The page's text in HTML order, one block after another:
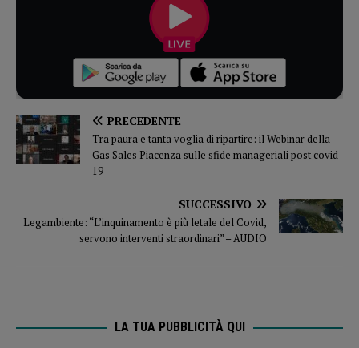
PRECEDENTE
Tra paura e tanta voglia di ripartire: il Webinar della
Gas Sales Piacenza sulle sfide manageriali post covid-
19
SUCCESSIVO
Legambiente: “L’inquinamento è più letale del Covid,
servono interventi straordinari” – AUDIO
LA TUA PUBBLICITÀ QUI